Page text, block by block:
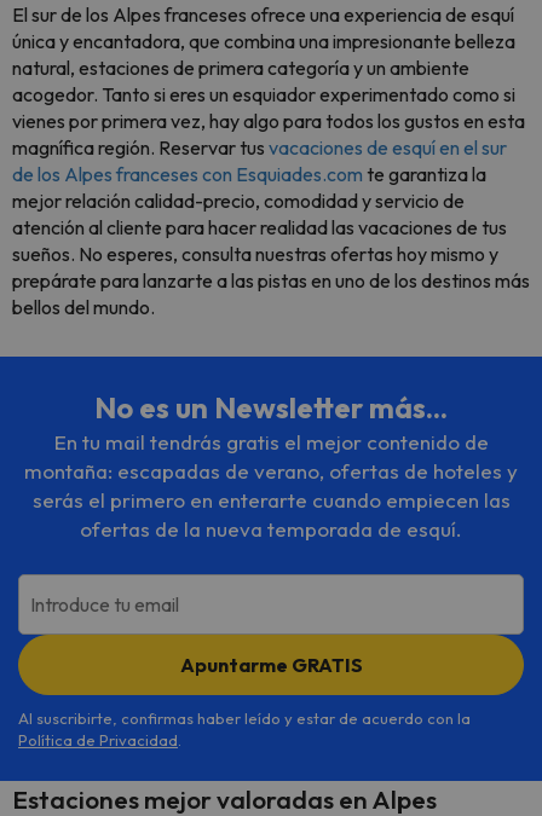
El sur de los Alpes franceses ofrece una experiencia de esquí
única y encantadora, que combina una impresionante belleza
natural, estaciones de primera categoría y un ambiente
acogedor. Tanto si eres un esquiador experimentado como si
vienes por primera vez, hay algo para todos los gustos en esta
magnífica región. Reservar tus vacaciones de esquí en el sur
de los Alpes franceses con Esquiades.com te garantiza la
mejor relación calidad-precio, comodidad y servicio de
atención al cliente para hacer realidad las vacaciones de tus
sueños. No esperes, consulta nuestras ofertas hoy mismo y
prepárate para lanzarte a las pistas en uno de los destinos más
bellos del mundo.
No es un Newsletter más...
En tu mail tendrás gratis el mejor contenido de
montaña: escapadas de verano, ofertas de hoteles y
serás el primero en enterarte cuando empiecen las
ofertas de la nueva temporada de esquí.
Introduce tu email
Apuntarme GRATIS
Al suscribirte, confirmas haber leído y estar de acuerdo con la
Política de Privacidad
Estaciones mejor valoradas en Alpes